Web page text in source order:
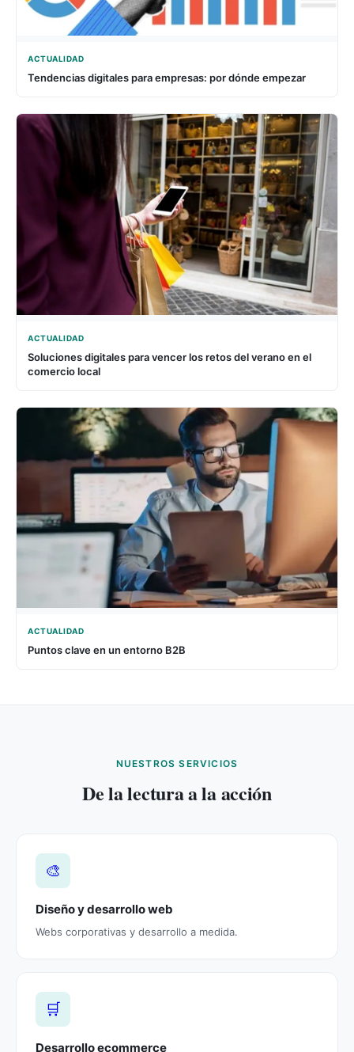
ACTUALIDAD
Tendencias digitales para empresas: por dónde empezar
ACTUALIDAD
Soluciones digitales para vencer los retos del verano en el
comercio local
ACTUALIDAD
Puntos clave en un entorno B2B
NUESTROS SERVICIOS
De la lectura a la acción
🎨
Diseño y desarrollo web
Webs corporativas y desarrollo a medida.
🛒
Desarrollo ecommerce